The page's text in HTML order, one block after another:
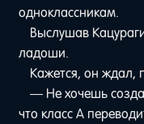
одноклассникам.
Выслушав
ладоши.
Кажется, он ждал,
— Не хочешь
что класс A